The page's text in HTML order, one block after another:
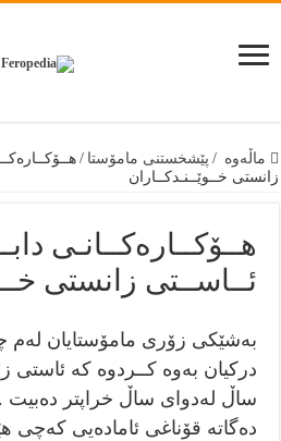
ماڵەوە / پێشخستنى مامۆستا /
زانستی خــوێــنـدکــاران
هــۆکــارەکــانـی
ئــاســتی زانستی
بەشێکی زۆری مامۆستایان لەم
درکيان بەوە کــردوە کە ئاستی
ساڵ لەدوای ساڵ خراپتر دەبیت
دەگاتە قۆناغی ئامادەیی کەچی